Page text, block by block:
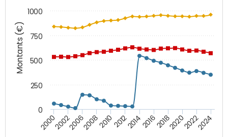
Montants (€)
200020022006200820102012201420162018202020222024
0
250
500
750
1000